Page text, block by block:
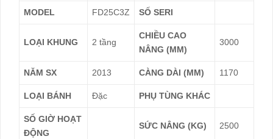
MODEL FD25C3Z SỐ SERI
LOẠI KHUNG 2 tầng
CHIỀU CAO
NÂNG (MM)
3000
NĂM SX 2013 CÀNG DÀI (MM) 1170
LOẠI BÁNH Đặc PHỤ TÙNG KHÁC
SỐ GIỜ HOẠT
ĐỘNG
SỨC NÂNG (KG) 2500